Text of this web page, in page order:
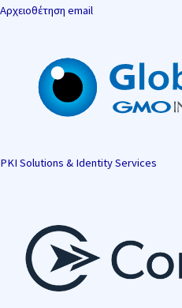
Αρχειοθέτηση email
PKI Solutions & Identity Services